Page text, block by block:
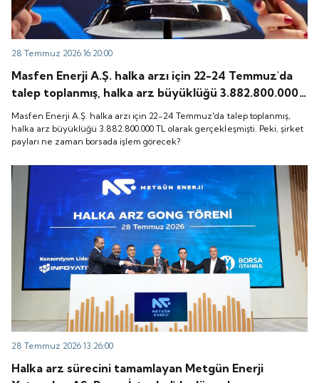
28 Temmuz 2026 16:20:00
Masfen Enerji A.Ş. halka arzı için 22-24 Temmuz'da
talep toplanmış, halka arz büyüklüğü 3.882.800.000
TL olarak gerçekleşmişti. Peki, şirket payları ne
zaman borsada işlem görecek?
Masfen Enerji A.Ş. halka arzı için 22-24 Temmuz'da talep toplanmış,
halka arz büyüklüğü 3.882.800.000 TL olarak gerçekleşmişti. Peki, şirket
payları ne zaman borsada işlem görecek?
28 Temmuz 2026 13:26:00
Halka arz sürecini tamamlayan Metgün Enerji